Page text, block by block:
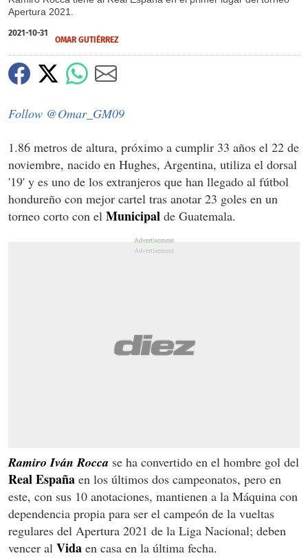
Apertura 2021.
2021-10-31
OMAR GUTIÉRREZ
Follow @Omar_GM09
1.86 metros de altura, próximo a cumplir 33 años el 22 de
noviembre, nacido en Hughes, Argentina, utiliza el dorsal
'19' y es uno de los extranjeros que han llegado al fútbol
hondureño con mejor cartel tras anotar 23 goles en un
torneo corto con el Municipal de Guatemala.
Ramiro Iván Rocca se ha convertido en el hombre gol del
Real España en los últimos dos campeonatos, pero en
este, con sus 10 anotaciones, mantienen a la Máquina con
dependencia propia para ser el campeón de la vueltas
regulares del Apertura 2021 de la Liga Nacional; deben
vencer al Vida en casa en la última fecha.